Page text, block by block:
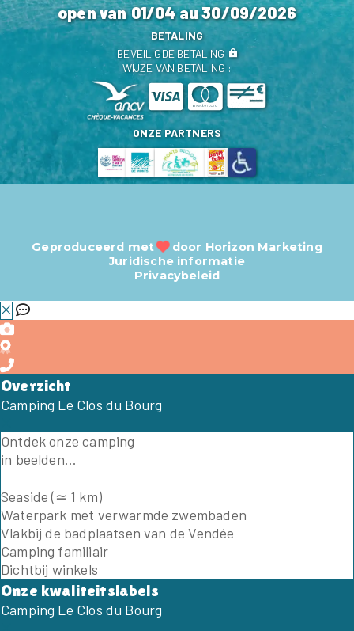
BETALING
BEVEILIGDE BETALING
WIJZE VAN BETALING :
open van 01/04au30/09/2026
ONZE PARTNERS
Geproduceerd met door Horizon Marketing
Juridische informatie
Privacybeleid
Overzicht
Camping Le Clos du Bourg
Ontdek onze camping
in beelden...
Seaside (≃ 1 km)
Waterpark met verwarmde zwembaden
Vlakbij de badplaatsen van de Vendée
Camping familiair
Dichtbij winkels
Onze kwaliteitslabels
Camping Le Clos du Bourg